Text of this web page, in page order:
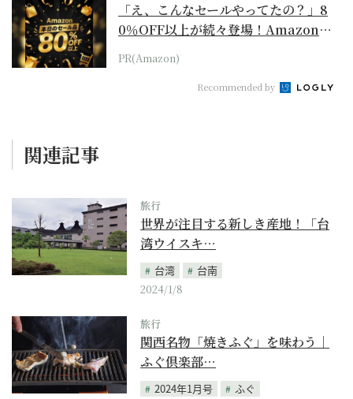
「え、こんなセールやってたの？」8
0％OFF以上が続々登場！Amazonの
本気が...
PR(Amazon)
Recommended by
関連記事
旅行
世界が注目する新しき産地！「台
湾ウイスキ…
台湾
台南
2024/1/8
旅行
関西名物「焼きふぐ」を味わう｜
ふぐ倶楽部…
2024年1月号
ふぐ